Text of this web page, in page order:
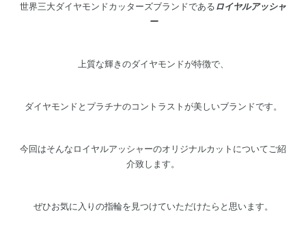
世界三大ダイヤモンドカッターズブランドであるロイヤルアッシャ
ー
上質な輝きのダイヤモンドが特徴で、
ダイヤモンドとプラチナのコントラストが美しいブランドです。
今回はそんなロイヤルアッシャーのオリジナルカットについてご紹
介致します。
ぜひお気に入りの指輪を見つけていただけたらと思います。